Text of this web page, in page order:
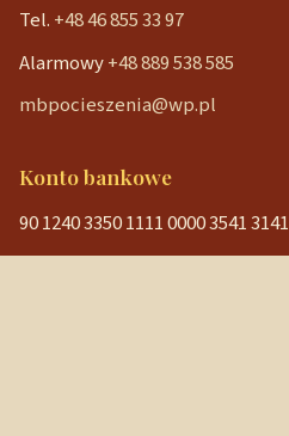
Tel. +48 46 855 33 97
Alarmowy+48 889 538 585
mbpocieszenia@wp.pl
Konto bankowe
90 1240 3350 1111 0000 3541 3141